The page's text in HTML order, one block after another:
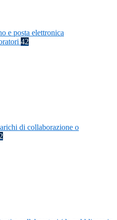
e posta elettronica
42
di collaborazione o